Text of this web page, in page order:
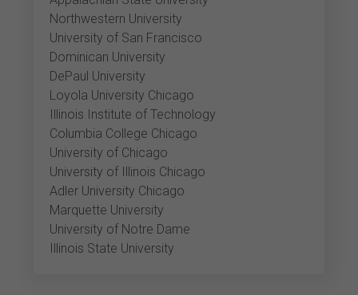
Northwestern University
University of San Francisco
Dominican University
DePaul University
Loyola University Chicago
Illinois Institute of Technology
Columbia College Chicago
University of Chicago
University of Illinois Chicago
Adler University Chicago
Marquette University
University of Notre Dame
Illinois State University